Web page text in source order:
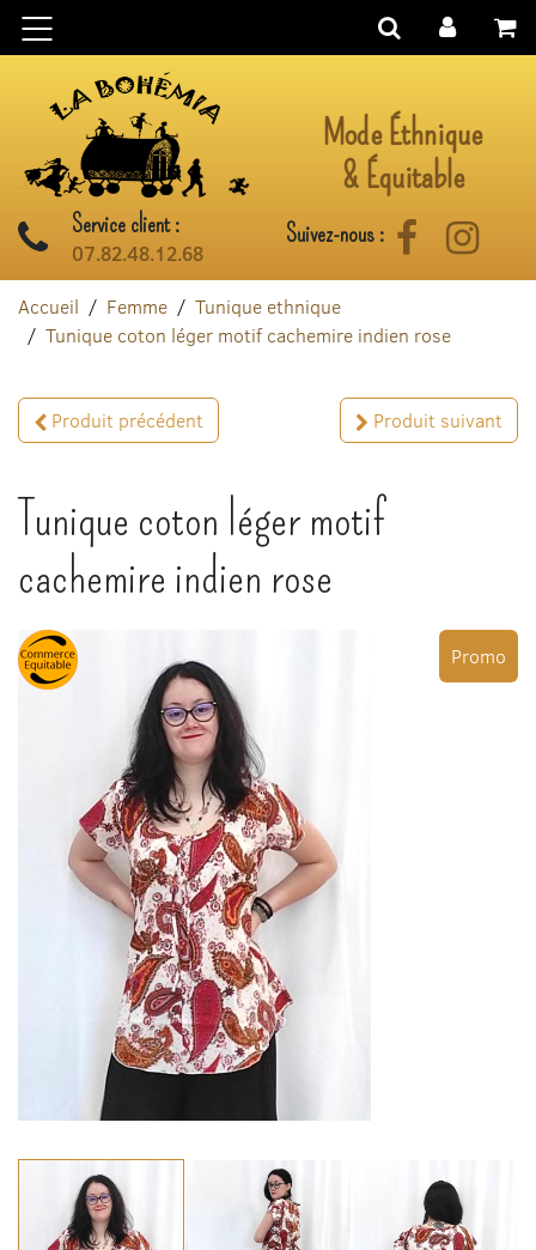
Aller au contenu
Mode Éthnique
& Équitable
Service client :
07.82.48.12.68
Suivez-nous : Facebook
Accueil Femme
Tunique ethnique
Tunique coton léger motif cachemire indien rose
Produit précédent Produit suivant
Tunique coton léger motif
cachemire indien rose
Promo